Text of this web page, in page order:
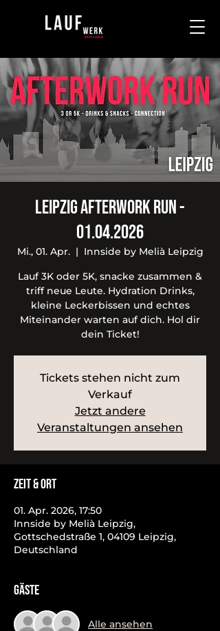
Leipzig Afterwork Run -
01.04.2026
Mi., 01. Apr.
  |
Innside by Melià Leipzig
Lauf 3K oder 5K, snacke zusammen &
triff neue Leute. Hydration Drinks,
kleine Leckerbissen und echtes
Miteinander warten auf dich. Hol dir
dein Ticket!
Tickets stehen nicht zum
Verkauf
Jetzt andere
Veranstaltungen ansehen
Zeit & Ort
01. Apr. 2026, 17:50
Innside by Melià Leipzig,
Gottschedstraße 1, 04109 Leipzig,
Deutschland
Gäste
Alle ansehen